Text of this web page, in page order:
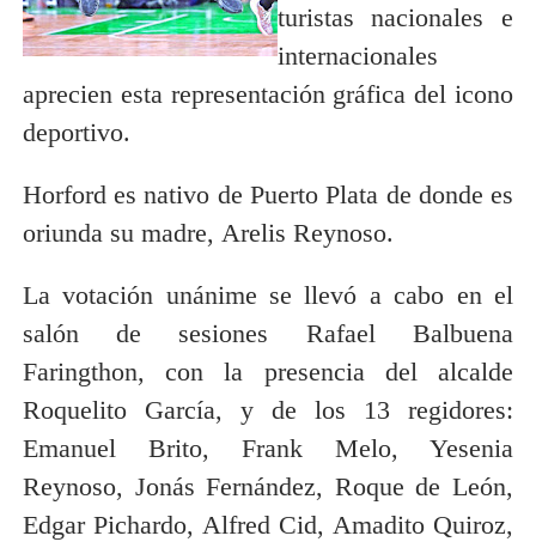
turistas nacionales e
internacionales
aprecien esta representación gráfica del icono
deportivo.
Horford es nativo de Puerto Plata de donde es
oriunda su madre, Arelis Reynoso.
La votación unánime se llevó a cabo en el
salón de sesiones Rafael Balbuena
Faringthon, con la presencia del alcalde
Roquelito García, y de los 13 regidores:
Emanuel Brito, Frank Melo, Yesenia
Reynoso, Jonás Fernández, Roque de León,
Edgar Pichardo, Alfred Cid, Amadito Quiroz,